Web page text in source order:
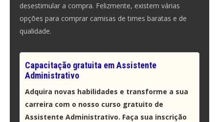
desestimular a compra. Felizmente, existem várias
opções para comprar camisas de times baratas e de
qualidade.
Capacitação gratuita em Assistente
Administrativo
Adquira novas habilidades e transforme a sua
carreira com o nosso curso gratuito de
Assistente Administrativo. Faça sua inscrição